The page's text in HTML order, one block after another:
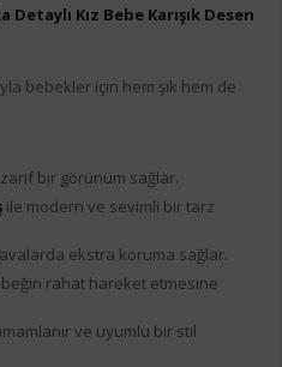
Kız Bebe Karışık Desen
bebekler için hem şık hem de
zarif bir görünüm sağlar.
ile modern ve sevimli bir tarz
ekstra koruma sağlar.
rahat hareket etmesine
ve uyumlu bir stil